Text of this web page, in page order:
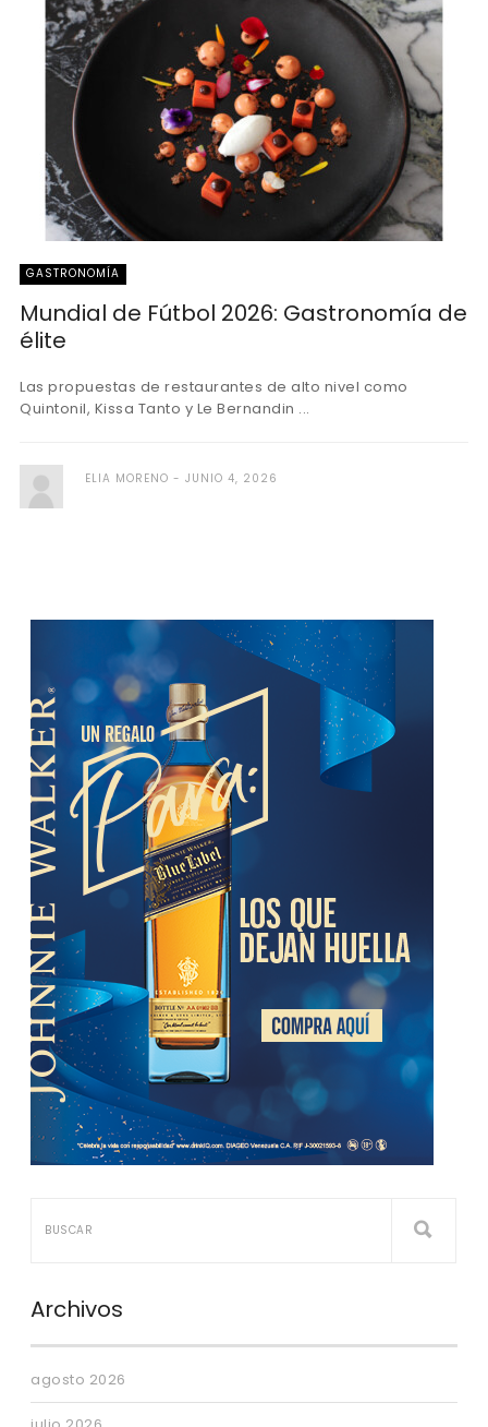
GASTRONOMÍA
Mundial de Fútbol 2026: Gastronomía de
élite
Las propuestas de restaurantes de alto nivel como
Quintonil, Kissa Tanto y Le Bernandin ...
ELIA MORENO JUNIO 4, 2026
Archivos
agosto 2026